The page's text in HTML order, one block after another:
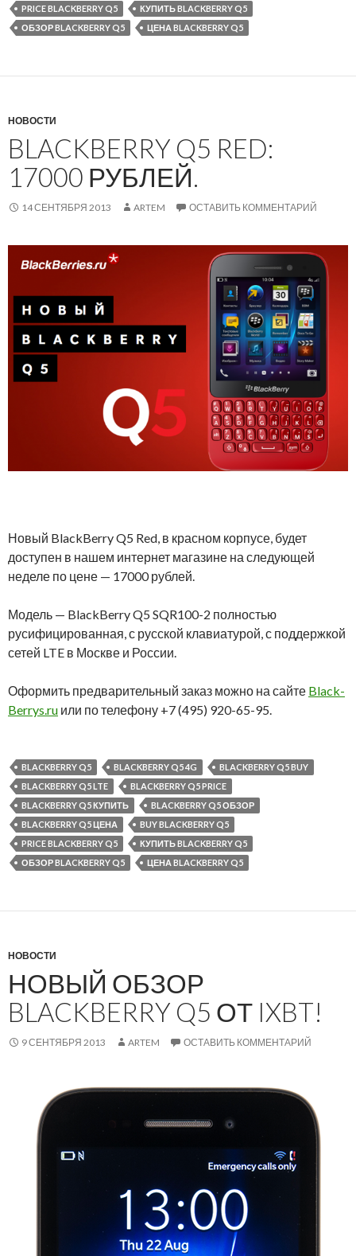
PRICE BLACKBERRY Q5
КУПИТЬ BLACKBERRY Q5
ОБЗОР BLACKBERRY Q5
ЦЕНА BLACKBERRY Q5
НОВОСТИ
BLACKBERRY Q5 RED:
17000 РУБЛЕЙ.
14 СЕНТЯБРЯ 2013 ARTEM ОСТАВИТЬ КОММЕНТАРИЙ
Новый BlackBerry Q5 Red, в красном корпусе, будет
доступен в нашем интернет магазине на следующей
неделе по цене — 17000 рублей.
Модель — BlackBerry Q5 SQR100-2 полностью
русифицированная, с русской клавиатурой, с поддержкой
сетей LTE в Москве и России.
Оформить предварительный заказ можно на сайте Black-
Berrys.ru или по телефону +7 (495) 920-65-95.
BLACKBERRY Q5 BLACKBERRY Q5 4G
BLACKBERRY Q5 BUY
BLACKBERRY Q5 LTE
BLACKBERRY Q5 PRICE
BLACKBERRY Q5 КУПИТЬ
BLACKBERRY Q5 ОБЗОР
BLACKBERRY Q5 ЦЕНА
BUY BLACKBERRY Q5
PRICE BLACKBERRY Q5
КУПИТЬ BLACKBERRY Q5
ОБЗОР BLACKBERRY Q5
ЦЕНА BLACKBERRY Q5
НОВОСТИ
НОВЫЙ ОБЗОР
BLACKBERRY Q5 ОТ IXBT!
9 СЕНТЯБРЯ 2013 ARTEM ОСТАВИТЬ КОММЕНТАРИЙ